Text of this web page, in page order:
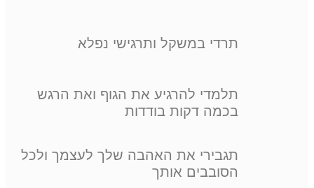
תרדי במשקל ותרגישי נפלא
תלמדי להרגיע את הגוף ואת הרגש
בכמה דקות בודדות
תגבירי את האהבה שלך לעצמך ולכל
הסובבים אותך